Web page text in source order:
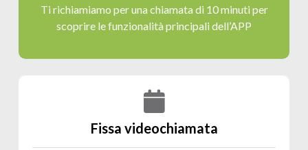
Ti richiamiamo per una chiamata di 10 minuti per
scoprire le funzionalità principali dell’APP
Fissa videochiamata